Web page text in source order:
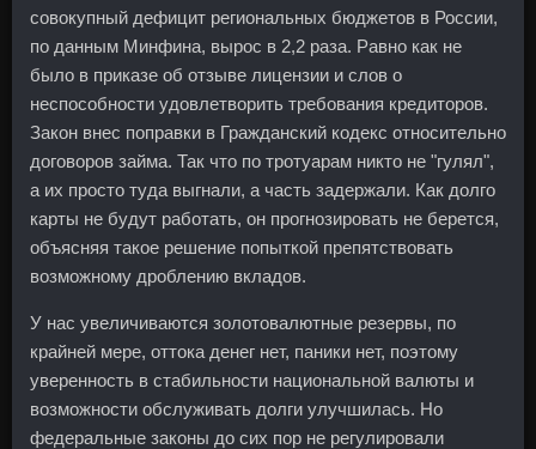
совокупный дефицит региональных бюджетов в России,
по данным Минфина, вырос в 2,2 раза. Равно как не
было в приказе об отзыве лицензии и слов о
неспособности удовлетворить требования кредиторов.
Закон внес поправки в Гражданский кодекс относительно
договоров займа. Так что по тротуарам никто не "гулял",
а их просто туда выгнали, а часть задержали. Как долго
карты не будут работать, он прогнозировать не берется,
объясняя такое решение попыткой препятствовать
возможному дроблению вкладов.
У нас увеличиваются золотовалютные резервы, по
крайней мере, оттока денег нет, паники нет, поэтому
уверенность в стабильности национальной валюты и
возможности обслуживать долги улучшилась. Но
федеральные законы до сих пор не регулировали